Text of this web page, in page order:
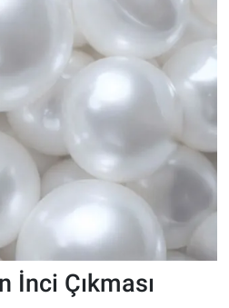
İnci Çıkması